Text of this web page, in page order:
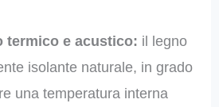
termico e acustico: il legno
isolante naturale, in grado
una temperatura interna